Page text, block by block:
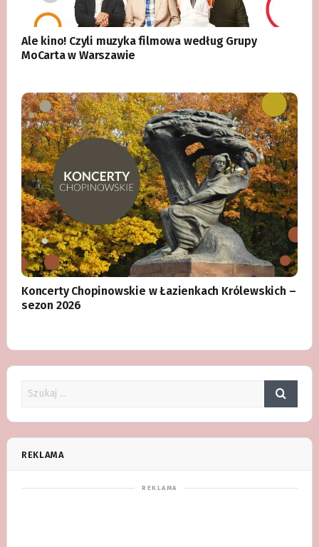
Ale kino! Czyli muzyka filmowa według Grupy
MoCarta w Warszawie
Koncerty Chopinowskie w Łazienkach Królewskich –
sezon 2026
REKLAMA